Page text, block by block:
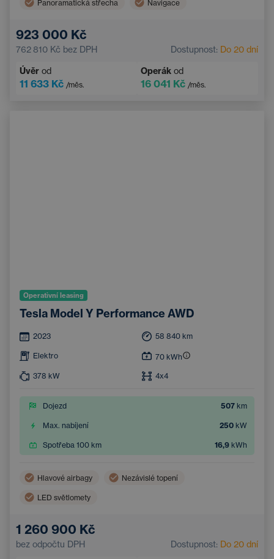
Panoramatická střecha Navigace
Bluetooth
923 000 Kč
762 810 Kč bez DPH Dostupnost: Do 20 dní
Úvěr od
11 633 Kč /měs.
Operák od
16 041 Kč /měs.
Operativní leasing
Tesla Model Y Performance AWD
2023 58 840 km
Elektro 70 kWh
378 kW 4x4
Dojezd 507 km
Max. nabíjení 250 kW
Spotřeba 100 km 16,9 kWh
Hlavové airbagy Nezávislé topení
LED světlomety
Automatická klimatizace
1 260 900 Kč
bez odpočtu DPH Dostupnost: Do 20 dní